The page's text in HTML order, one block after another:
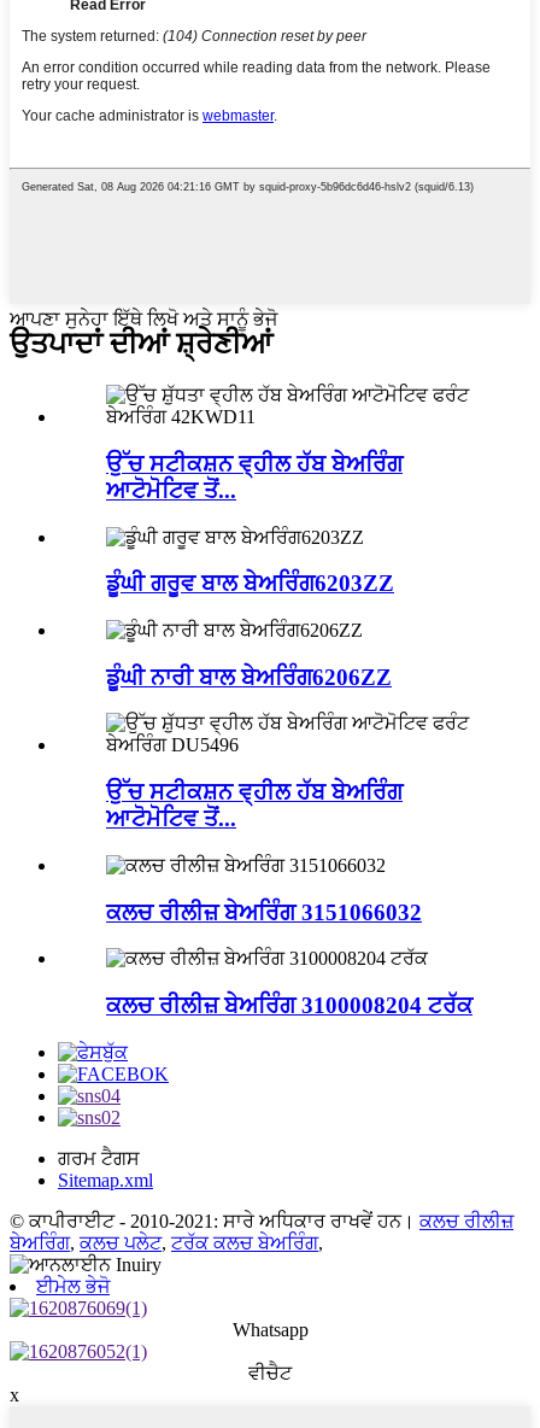
ਆਪਣਾ ਸੁਨੇਹਾ ਇੱਥੇ ਲਿਖੋ ਅਤੇ ਸਾਨੂੰ ਭੇਜੋ
ਉਤਪਾਦਾਂ ਦੀਆਂ ਸ਼੍ਰੇਣੀਆਂ
ਉੱਚ ਸਟੀਕਸ਼ਨ ਵ੍ਹੀਲ ਹੱਬ ਬੇਅਰਿੰਗ
ਆਟੋਮੋਟਿਵ ਤੋਂ...
ਡੂੰਘੀ ਗਰੂਵ ਬਾਲ ਬੇਅਰਿੰਗ6203ZZ
ਡੂੰਘੀ ਨਾਰੀ ਬਾਲ ਬੇਅਰਿੰਗ6206ZZ
ਉੱਚ ਸਟੀਕਸ਼ਨ ਵ੍ਹੀਲ ਹੱਬ ਬੇਅਰਿੰਗ
ਆਟੋਮੋਟਿਵ ਤੋਂ...
ਕਲਚ ਰੀਲੀਜ਼ ਬੇਅਰਿੰਗ 3151066032
ਕਲਚ ਰੀਲੀਜ਼ ਬੇਅਰਿੰਗ 3100008204 ਟਰੱਕ
ਗਰਮ ਟੈਗਸ
Sitemap.xml
© ਕਾਪੀਰਾਈਟ - 2010-2021: ਸਾਰੇ ਅਧਿਕਾਰ ਰਾਖਵੇਂ ਹਨ। ਕਲਚ ਰੀਲੀਜ਼
ਬੇਅਰਿੰਗ,ਕਲਚ ਪਲੇਟ, ਟਰੱਕ ਕਲਚ ਬੇਅਰਿੰਗ,
ਈਮੇਲ ਭੇਜੋ
Whatsapp
ਵੀਚੈਟ
x